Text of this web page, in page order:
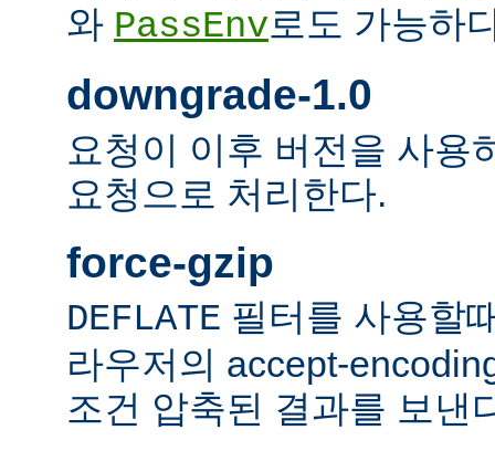
와 PassEnv로도 가능하
downgrade-1.0
요청이 이후 버전을 사용
요청으로 처리한다.
force-gzip
DEFLATE 필터를 사용할
라우저의 accept-
조건 압축된 결과를 보낸